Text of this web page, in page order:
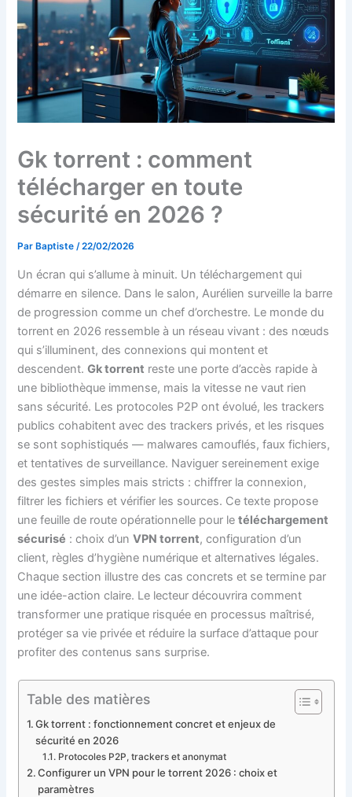
Gk torrent : comment
télécharger en toute
sécurité en 2026 ?
Par Baptiste/22/02/2026
Un écran qui s’allume à minuit. Un téléchargement qui
démarre en silence. Dans le salon, Aurélien surveille la barre
de progression comme un chef d’orchestre. Le monde du
torrent en 2026 ressemble à un réseau vivant : des nœuds
qui s’illuminent, des connexions qui montent et
descendent.Gk torrent reste une porte d’accès rapide à
une bibliothèque immense, mais la vitesse ne vaut rien
sans sécurité. Les protocoles P2P ont évolué, les trackers
publics cohabitent avec des trackers privés, et les risques
se sont sophistiqués — malwares camouflés, faux fichiers,
et tentatives de surveillance. Naviguer sereinement exige
des gestes simples mais stricts : chiffrer la connexion,
filtrer les fichiers et vérifier les sources. Ce texte propose
une feuille de route opérationnelle pour letéléchargement
sécurisé : choix d’unVPN torrent, configuration d’un
client, règles d’hygiène numérique et alternatives légales.
Chaque section illustre des cas concrets et se termine par
une idée-action claire. Le lecteur découvrira comment
transformer une pratique risquée en processus maîtrisé,
protéger sa vie privée et réduire la surface d’attaque pour
profiter des contenus sans surprise.
Table des matières
Gk torrent : fonctionnement concret et enjeux de
sécurité en 2026
Protocoles P2P, trackers et anonymat
Configurer un VPN pour le torrent 2026 : choix et
paramètres